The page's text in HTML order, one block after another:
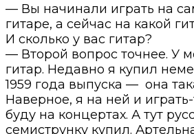
— Вы начинали играть на
гитаре, а сейчас на какой
И сколько у вас гитар?
— Второй вопрос точнее. У
гитар. Недавно я купил
1959 года выпуска — она
Наверное, я на ней и
буду на концертах. А тут
семиструнку купил.